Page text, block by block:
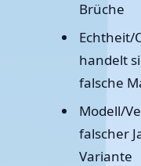
Brüche
Echtheit/
handelt
falsche
Modell/
falscher
Variante